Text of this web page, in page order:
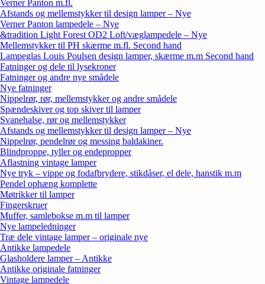
Verner Panton m.fl.
Afstands og mellemstykker til design lamper – Nye
Verner Panton lampedele – Nye
&tradition Light Forest OD2 Loft/væglampedele – Nye
Mellemstykker til PH skærme m.fl. Second hand
Lampeglas Louis Poulsen design lamper, skærme m.m Second hand
Fatninger og dele til lysekroner
Fatninger og andre nye smådele
Nye fatninger
Nippelrør, rør, mellemstykker og andre smådele
Spændeskiver og top skiver til lamper
Svanehalse, rør og mellemstykker
Afstands og mellemstykker til design lamper – Nye
Nippelrør, pendelrør og messing baldakiner.
Blindproppe, tyller og endepropper
Aflastning vintage lamper
Nye tryk – vippe og fodafbrydere, stikdåser, el dele, hanstik m.m
Pendel ophæng komplette
Møtrikker til lamper
Fingerskruer
Muffer, samlebokse m.m til lamper
Nye lampeledninger
Træ dele vintage lamper – originale nye
Antikke lampedele
Glasholdere lamper – Antikke
Antikke originale fatninger
Vintage lampedele